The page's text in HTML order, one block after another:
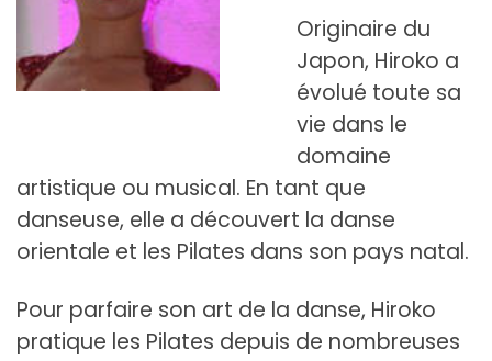
Originaire du
Japon, Hiroko a
évolué toute sa
vie dans le
domaine
artistique ou musical. En tant que
danseuse, elle a découvert la danse
orientale et les Pilates dans son pays natal.
Pour parfaire son art de la danse, Hiroko
pratique les Pilates depuis de nombreuses